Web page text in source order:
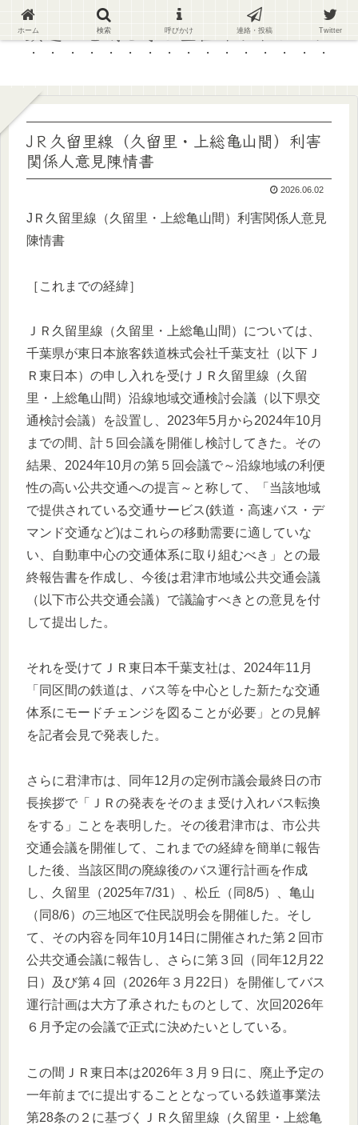
鉄道と地域を守る全国ネットワーク
JＲ久留里線（久留里・上総亀山間）利害
関係人意見陳情書
2026.06.02
JＲ久留里線（久留里・上総亀山間）利害関係人意見
陳情書
［これまでの経緯］
ＪＲ久留里線（久留里・上総亀山間）については、
千葉県が東日本旅客鉄道株式会社千葉支社（以下Ｊ
Ｒ東日本）の申し入れを受けＪＲ久留里線（久留
里・上総亀山間）沿線地域交通検討会議（以下県交
通検討会議）を設置し、2023年5月から2024年10月
までの間、計５回会議を開催し検討してきた。その
結果、2024年10月の第５回会議で～沿線地域の利便
性の高い公共交通への提言～と称して、「当該地域
で提供されている交通サービス(鉄道・高速バス・デ
マンド交通など)はこれらの移動需要に適していな
い、自動車中心の交通体系に取り組むべき」との最
終報告書を作成し、今後は君津市地域公共交通会議
（以下市公共交通会議）で議論すべきとの意見を付
して提出した。
それを受けてＪＲ東日本千葉支社は、2024年11月
「同区間の鉄道は、バス等を中心とした新たな交通
体系にモードチェンジを図ることが必要」との見解
を記者会見で発表した。
さらに君津市は、同年12月の定例市議会最終日の市
長挨拶で「ＪＲの発表をそのまま受け入れバス転換
をする」ことを表明した。その後君津市は、市公共
交通会議を開催して、これまでの経緯を簡単に報告
した後、当該区間の廃線後のバス運行計画を作成
し、久留里（2025年7/31）、松丘（同8/5）、亀山
（同8/6）の三地区で住民説明会を開催した。そし
て、その内容を同年10月14日に開催された第２回市
公共交通会議に報告し、さらに第３回（同年12月22
日）及び第４回（2026年３月22日）を開催してバス
運行計画は大方了承されたものとして、次回2026年
６月予定の会議で正式に決めたいとしている。
この間ＪＲ東日本は2026年３月９日に、廃止予定の
一年前までに提出することとなっている鉄道事業法
第28条の２に基づくＪＲ久留里線（久留里・上総亀
ホーム 検索 呼びかけ 連絡・投稿 Twitter